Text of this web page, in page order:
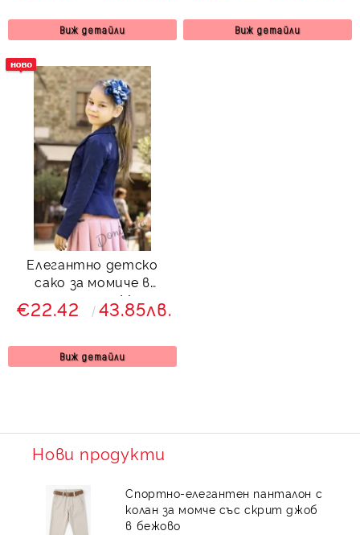
училищна униформа
Виж детайли Виж детайли
Елегантно детско
сако за момиче в
тъмносиньо Мери
€22.42 43.85лв.
Виж детайли
Нови продукти
Спортно-елегантен панталон с
колан за момче със скрит джоб
в бежово